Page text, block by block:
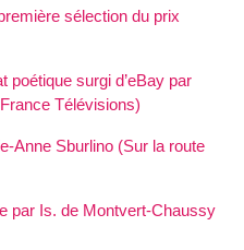
sélection du prix
poétique surgi d’eBay par
Télévisions)
Anne Sburlino (Sur la route
par Is. de Montvert-Chaussy